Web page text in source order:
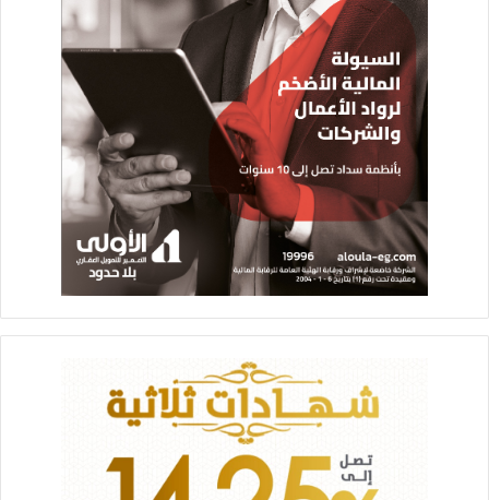
ليتوافق مع النسق الحضاري والهوية التراثية والمعمارية للمحافظة .
وخلال حفل الإفتتاح عبر عدد من رجال الأعمال بالمحافظة عن
سعادتهم بافتتاح الفرع الجديد ، مؤكدين انه يمثل ترجمة واقعية
لاستراتيجية التطوير التي يتبناها قيادات البنك والتي بدأت تؤتي
ثمارها على أرض الواقع .
وأشاروا إلى أن الفرع الجديد سيسهم في زيادة حصة البنك في
السوق المصرفية وتغيير الصورة الذهنية النمطية للبنك التي
استمرت لعقود طويلة ، ما يسهم في التيسير على العملاء للحصول
على الخدمات المصرفية والتمويلية بأعلى مستوى من جودة
الخدمات المصرفية .